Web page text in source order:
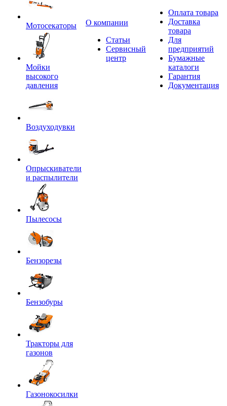
Мотосекаторы
Мойки
высокого
давления
Воздуходувки
Опрыскиватели
и распылители
Пылесосы
Бензорезы
Бензобуры
Тракторы для
газонов
Газонокосилки
O компании
Статьи
Сервисный
центр
Оплата товара
Доставка
товара
Для
предприятий
Бумажные
каталоги
Гарантия
Документация